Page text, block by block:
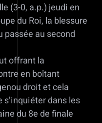
(3-0, a.p.) jeudi en
du Roi, la blessure
passée au second
offrant la
en boîtant
droit et cela
dans les
du 8e de finale